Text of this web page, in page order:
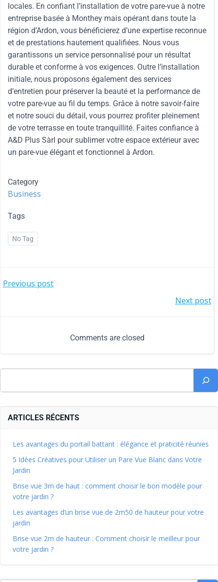
locales. En confiant l’installation de votre pare-vue à notre
entreprise basée à Monthey mais opérant dans toute la
région d’Ardon, vous bénéficierez d’une expertise reconnue
et de prestations hautement qualifiées. Nous vous
garantissons un service personnalisé pour un résultat
durable et conforme à vos exigences. Outre l’installation
initiale, nous proposons également des services
d’entretien pour préserver la beauté et la performance de
votre pare-vue au fil du temps. Grâce à notre savoir-faire
et notre souci du détail, vous pourrez profiter pleinement
de votre terrasse en toute tranquillité. Faites confiance à
A&D Plus Sàrl pour sublimer votre espace extérieur avec
un pare-vue élégant et fonctionnel à Ardon.
Category
Business
Tags
No Tag
Previous post
Next post
Comments are closed
ARTICLES RÉCENTS
Les avantages du portail battant : élégance et praticité réunies
5 Idées Créatives pour Utiliser un Pare Vue Blanc dans Votre
Jardin
Brise vue 3m de haut : comment choisir le bon modèle pour
votre jardin ?
Les avantages d’un brise vue de 2m50 de hauteur pour votre
jardin
Brise vue 2m de hauteur : Comment choisir le meilleur pour
votre jardin ?